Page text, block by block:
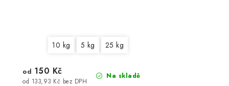
10 kg 5 kg 25 kg
Na skladě
od 133,93 Kč bez DPH
od 150 Kč